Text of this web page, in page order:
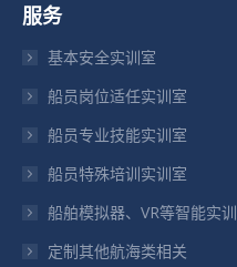
在
新
口
中
打
新
口
中
打
新
口
中
打
服务
基本安全实训室
船员岗位适任实训室
船员专业技能实训室
船员特殊培训实训室
船舶模拟器、VR等智能实
定制其他航海类相关